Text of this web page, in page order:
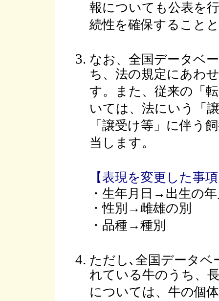
報についても公表を
続性を確保すること
なお、全国データベ
ち、法の規定にあわ
す。また、従来の「
いては、法にいう「
「譲受け等」に伴う
当します。
【表現を変更した事
・生年月日→出生の
・性別→雌雄の別
・品種→種別
ただし､全国データベ
れている牛のうち、
については、牛の個